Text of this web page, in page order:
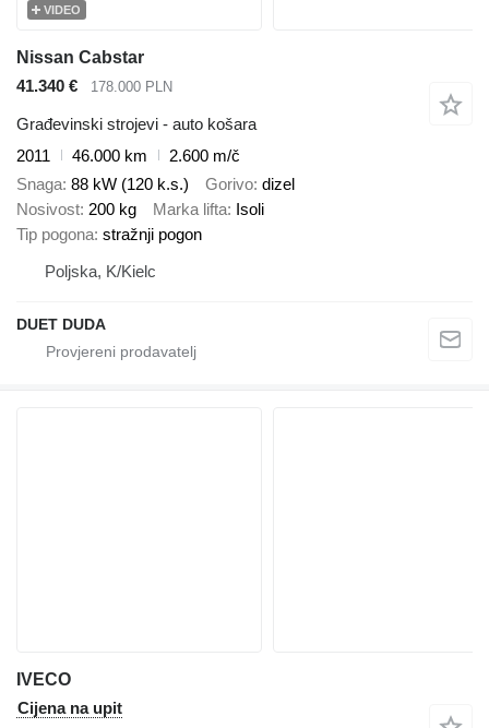
VIDEO
Nissan Cabstar
41.340 €
178.000 PLN
Građevinski strojevi - auto košara
2011
46.000 km
2.600 m/č
Snaga 88 kW (120 k.s.) Gorivo dizel
Nosivost 200 kg Marka lifta
Isoli
Tip pogona stražnji pogon
Poljska, K/Kielc
DUET DUDA
IVECO
Cijena na upit